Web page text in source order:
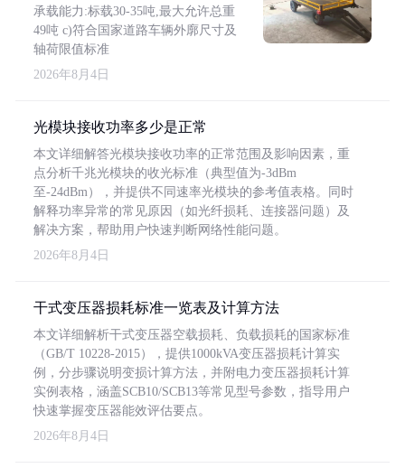
承载能力:标载30-35吨,最大允许总重
49吨 c)符合国家道路车辆外廓尺寸及
轴荷限值标准
2026年8月4日
光模块接收功率多少是正常
本文详细解答光模块接收功率的正常范围及影响因素，重
点分析千兆光模块的收光标准（典型值为-3dBm
至-24dBm），并提供不同速率光模块的参考值表格。同时
解释功率异常的常见原因（如光纤损耗、连接器问题）及
解决方案，帮助用户快速判断网络性能问题。
2026年8月4日
干式变压器损耗标准一览表及计算方法
本文详细解析干式变压器空载损耗、负载损耗的国家标准
（GB/T 10228-2015），提供1000kVA变压器损耗计算实
例，分步骤说明变损计算方法，并附电力变压器损耗计算
实例表格，涵盖SCB10/SCB13等常见型号参数，指导用户
快速掌握变压器能效评估要点。
2026年8月4日